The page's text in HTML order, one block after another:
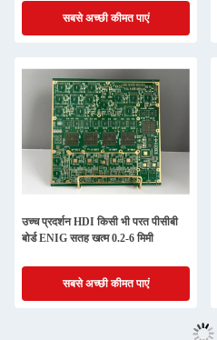
सबसे अच्छी कीमत पाएं
उच्च प्रदर्शन HDI किसी भी परत पीसीबी
बोर्ड ENIG सतह खत्म 0.2-6 मिमी
सबसे अच्छी कीमत पाएं